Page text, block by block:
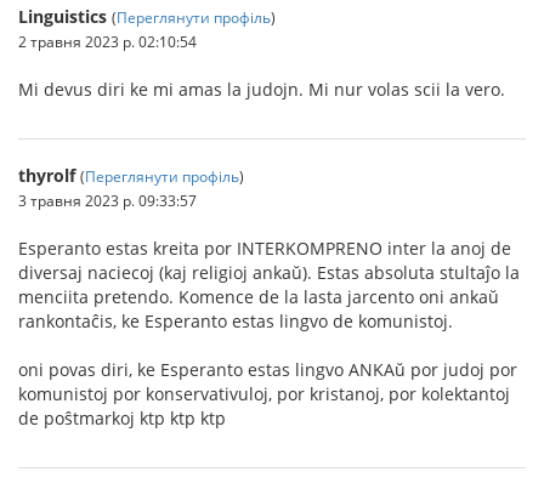
Linguistics (Переглянути профіль)
2 травня 2023 р. 02:10:54
Mi devus diri ke mi amas la judojn. Mi nur volas scii la vero.
thyrolf (Переглянути профіль)
3 травня 2023 р. 09:33:57
Esperanto estas kreita por INTERKOMPRENO inter la anoj de
diversaj naciecoj (kaj religioj ankaŭ). Estas absoluta stultaĵo la
menciita pretendo. Komence de la lasta jarcento oni ankaŭ
rankontaĉis, ke Esperanto estas lingvo de komunistoj.
oni povas diri, ke Esperanto estas lingvo ANKAŭ por judoj por
komunistoj por konservativuloj, por kristanoj, por kolektantoj
de poŝtmarkoj ktp ktp ktp